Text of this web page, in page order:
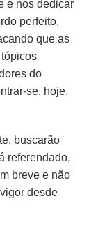
e nos dedicar
perfeito,
que as
do
se, hoje,
buscarão
referendado,
breve e não
desde